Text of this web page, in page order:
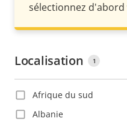
sélectionnez
Localisation 1
Afrique du sud
Albanie